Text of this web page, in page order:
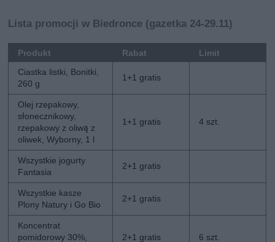
Lista promocji w Biedronce (gazetka 24-29.11)
Produkt Rabat
Limit
Ciastka listki, Bonitki,
260 g
1+1 gratis
Olej rzepakowy,
słonecznikowy,
rzepakowy z oliwą z
oliwek, Wyborny, 1 l
1+1 gratis 4 szt.
Wszystkie jogurty
Fantasia
2+1 gratis
Wszystkie kasze
Plony Natury i Go Bio
2+1 gratis
Koncentrat
pomidorowy 30%,
2+1 gratis 6 szt.